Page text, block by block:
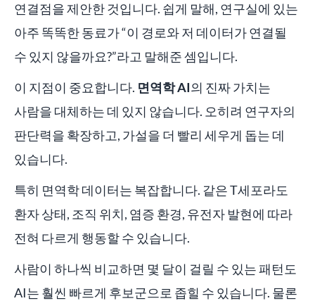
연결점을 제안한 것입니다. 쉽게 말해, 연구실에 있는
아주 똑똑한 동료가 “이 경로와 저 데이터가 연결될
수 있지 않을까요?”라고 말해준 셈입니다.
이 지점이 중요합니다. 면역학 AI의 진짜 가치는
사람을 대체하는 데 있지 않습니다. 오히려 연구자의
판단력을 확장하고, 가설을 더 빨리 세우게 돕는 데
있습니다.
특히 면역학 데이터는 복잡합니다. 같은 T세포라도
환자 상태, 조직 위치, 염증 환경, 유전자 발현에 따라
전혀 다르게 행동할 수 있습니다.
사람이 하나씩 비교하면 몇 달이 걸릴 수 있는 패턴도
AI는 훨씬 빠르게 후보군으로 좁힐 수 있습니다. 물론